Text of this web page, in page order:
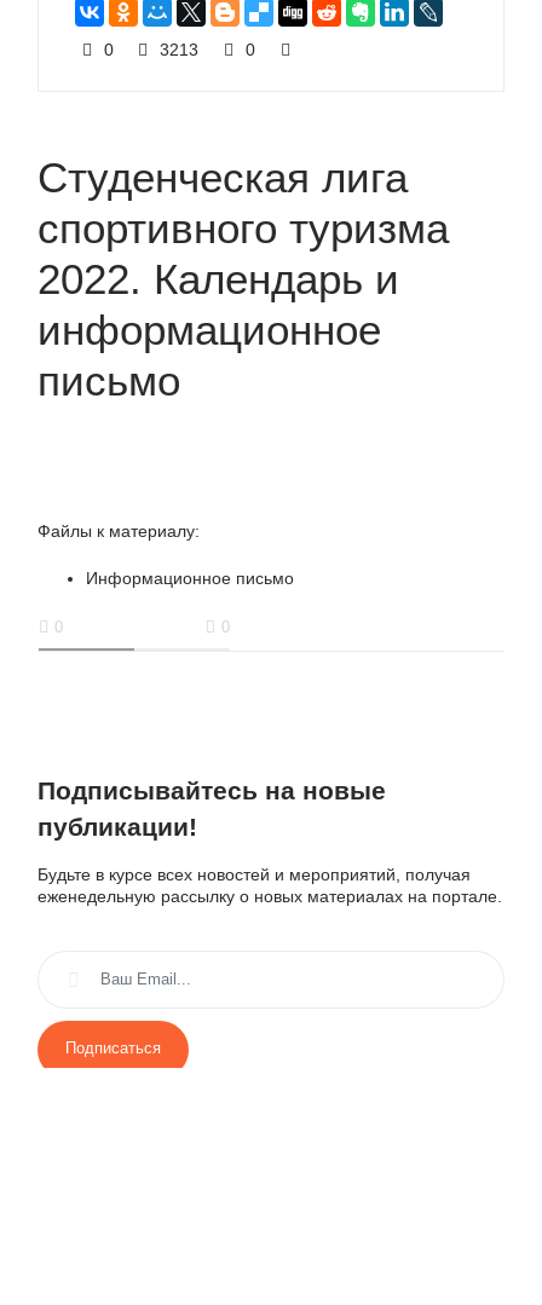
0 3213 0
Студенческая лига
спортивного туризма
2022. Календарь и
информационное
письмо
Файлы к материалу:
Информационное письмо
0 0
Подписывайтесь на новые
публикации!
Будьте в курсе всех новостей и мероприятий, получая
еженедельную рассылку о новых материалах на портале.
Подписаться